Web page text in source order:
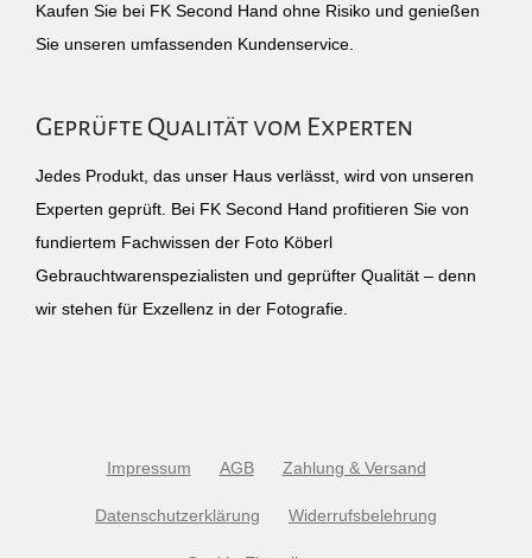
Kaufen Sie bei FK Second Hand ohne Risiko und genießen
Sie unseren umfassenden Kundenservice.
Geprüfte Qualität vom Experten
Jedes Produkt, das unser Haus verlässt, wird von unseren
Experten geprüft. Bei FK Second Hand profitieren Sie von
fundiertem Fachwissen der Foto Köberl
Gebrauchtwarenspezialisten und geprüfter Qualität – denn
wir stehen für Exzellenz in der Fotografie.
Impressum AGB Zahlung & Versand
Datenschutzerklärung Widerrufsbelehrung